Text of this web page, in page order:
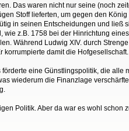
Das waren nicht nur seine (noch
Stoff lieferten, um gegen den
in seinen Entscheidungen und ließ
z.B. 1758 bei der Hinrichtung
Während Ludwig XIV. durch
korrumpierte damit die Hofgesellschaft.
eine Günstlingspolitik, die alle
wiederum die Finanzlage
Politik. Aber da war es wohl schon